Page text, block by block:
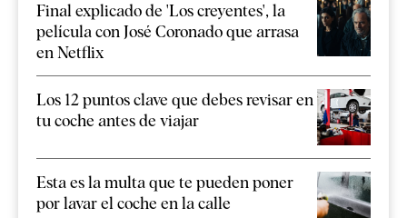
Final explicado de 'Los creyentes', la
película con José Coronado que arrasa
en Netflix
Los 12 puntos clave que debes revisar en
tu coche antes de viajar
Esta es la multa que te pueden poner
por lavar el coche en la calle